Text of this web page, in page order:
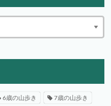
6歳の山歩き 7歳の山歩き